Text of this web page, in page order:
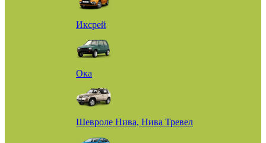
Иксрей
Ока
Шевроле Нива, Нива Тревел